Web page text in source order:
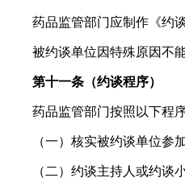
药品监管部门应制作《约
被约谈单位因特殊原因不
第十一条（约谈程序）
药品监管部门按照以下程
（一）核实被约谈单位参
（二）约谈主持人或约谈